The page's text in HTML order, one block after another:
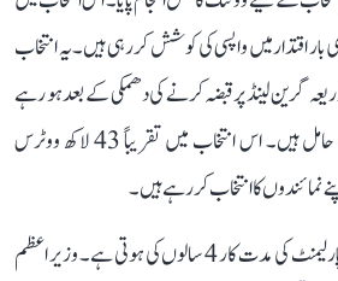
اقتدار میں واپسی کی کوشش کر رہی ہیں۔ یہ انتخاب
گرین لینڈ پر قبضہ کرنے کی دھمکی کے بعد ہو رہے
ہیں، اس لیے بہت اہمیت کے حامل ہیں۔ اس انتخاب میں تقریباً 43 لاکھ ووٹرس
نمائندوں کا انتخاب کر رہے ہیں۔
قابل ذکر ہے کہ ڈنمارک میں پارلیمنٹ کی مدت کار 4 سالوں کی ہوتی ہے۔ وزیر اعظم